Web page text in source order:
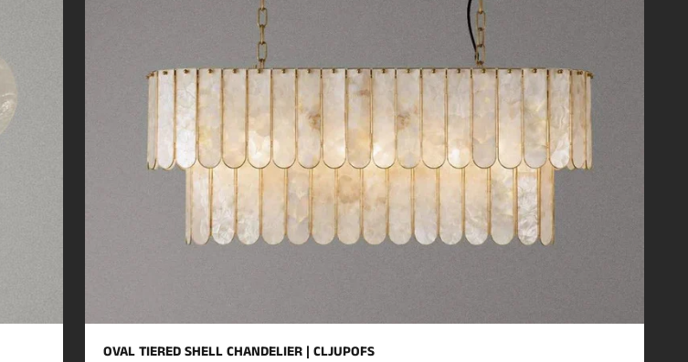
OVAL TIERED SHELL CHANDELIER | CLJUPOFS